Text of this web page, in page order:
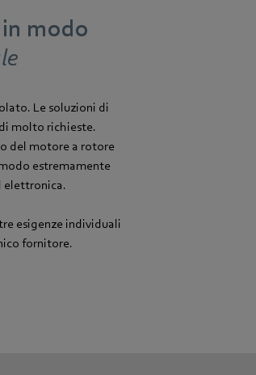
modo
Le soluzioni di
molto richieste.
del motore a rotore
estremamente
elettronica.
esigenze individuali
fornitore.